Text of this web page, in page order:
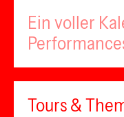
Ein voller
Tours &